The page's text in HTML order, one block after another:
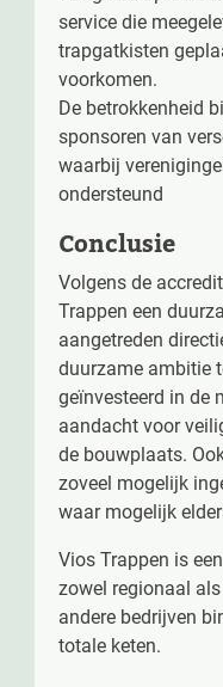
service die
trapgatkisten
voorkomen.
De betrokkenheid
sponsoren van
waarbij
ondersteund
Conclusie
Volgens de
Trappen een
aangetreden
duurzame ambitie
geïnvesteerd in de
aandacht voor
de bouwplaats.
zoveel mogelijk
waar mogelijk
Vios Trappen is
zowel regionaal
andere bedrijven
totale keten.